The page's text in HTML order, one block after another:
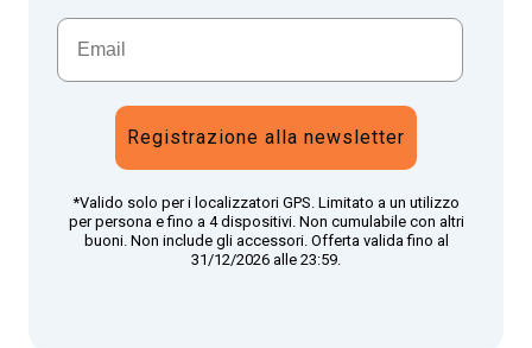
Registrazione alla newsletter
*Valido solo per i localizzatori GPS. Limitato a un utilizzo
per persona e fino a 4 dispositivi. Non cumulabile con altri
buoni. Non include gli accessori. Offerta valida fino al
31/12/2026 alle 23:59.